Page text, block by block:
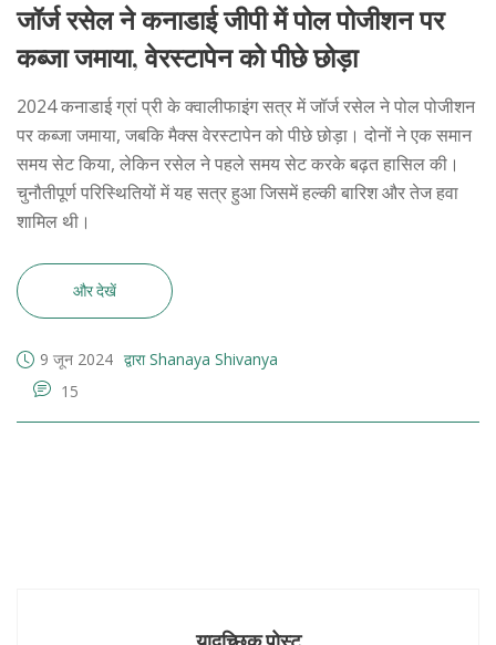
जॉर्ज रसेल ने कनाडाई जीपी में पोल पोजीशन पर
कब्जा जमाया, वेरस्टापेन को पीछे छोड़ा
2024 कनाडाई ग्रां प्री के क्वालीफाइंग सत्र में जॉर्ज रसेल ने पोल पोजीशन
पर कब्जा जमाया, जबकि मैक्स वेरस्टापेन को पीछे छोड़ा। दोनों ने एक समान
समय सेट किया, लेकिन रसेल ने पहले समय सेट करके बढ़त हासिल की।
चुनौतीपूर्ण परिस्थितियों में यह सत्र हुआ जिसमें हल्की बारिश और तेज हवा
शामिल थी।
और देखें
9 जून 2024 द्वारा Shanaya Shivanya
15